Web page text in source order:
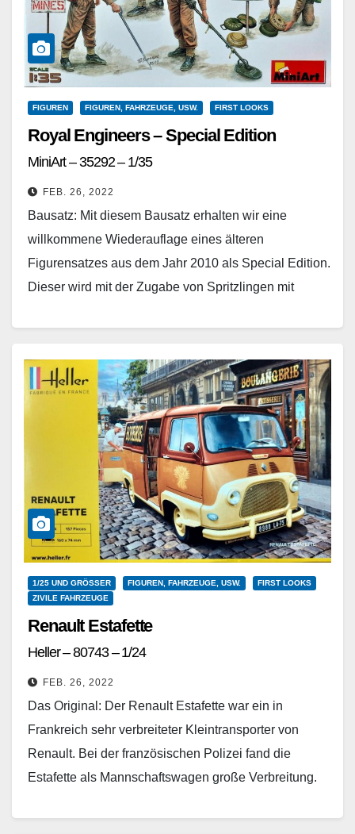
FIGUREN FIGUREN, FAHRZEUGE, USW. FIRST LOOKS
Royal Engineers – Special Edition
MiniArt – 35292 – 1/35
FEB. 26, 2022
Bausatz: Mit diesem Bausatz erhalten wir eine
willkommene Wiederauflage eines älteren
Figurensatzes aus dem Jahr 2010 als Special Edition.
Dieser wird mit der Zugabe von Spritzlingen mit
1/25 UND GRÖSSER FIGUREN, FAHRZEUGE, USW.
FIRST LOOKS
ZIVILE FAHRZEUGE
Renault Estafette
Heller – 80743 – 1/24
FEB. 26, 2022
Das Original: Der Renault Estafette war ein in
Frankreich sehr verbreiteter Kleintransporter von
Renault. Bei der französischen Polizei fand die
Estafette als Mannschaftswagen große Verbreitung.